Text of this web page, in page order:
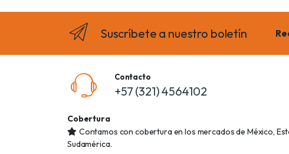
Suscríbete a nuestro boletín
Contacto
+57 (321) 4564102
Cobertura
Contamos con cobertura en los mercados de México,
Sudamérica.